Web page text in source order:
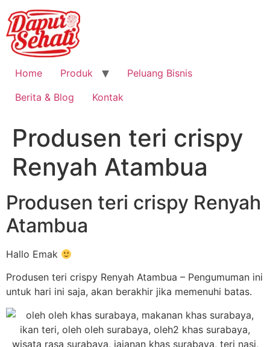
Home Produk
Peluang Bisnis
Berita & Blog
Kontak
Produsen teri crispy
Renyah Atambua
Produsen teri crispy Renyah
Atambua
Hallo Emak
Produsen teri crispy Renyah Atambua – Pengumuman ini
untuk hari ini saja, akan berakhir jika memenuhi batas.